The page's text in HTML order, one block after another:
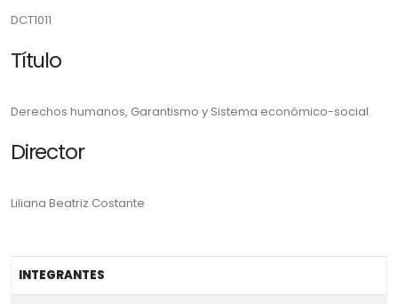
DCT1011
Título
Derechos humanos, Garantismo y Sistema económico-social.
Director
Liliana Beatriz Costante
INTEGRANTES